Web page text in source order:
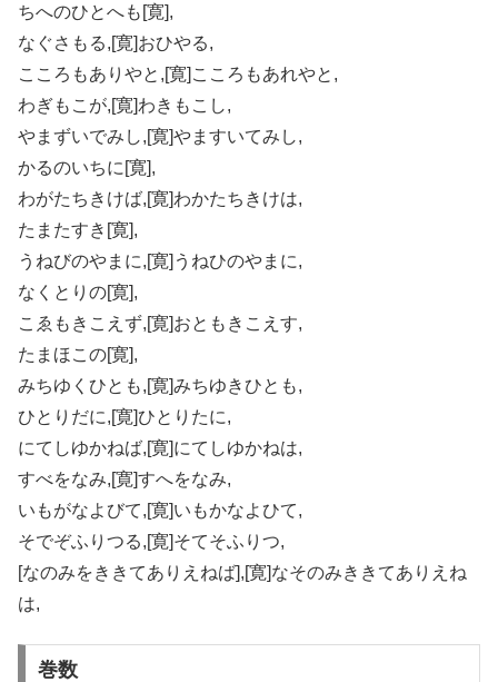
ちへのひとへも[寛],
なぐさもる,[寛]おひやる,
こころもありやと,[寛]こころもあれやと,
わぎもこが,[寛]わきもこし,
やまずいでみし,[寛]やますいてみし,
かるのいちに[寛],
わがたちきけば,[寛]わかたちきけは,
たまたすき[寛],
うねびのやまに,[寛]うねひのやまに,
なくとりの[寛],
こゑもきこえず,[寛]おともきこえす,
たまほこの[寛],
みちゆくひとも,[寛]みちゆきひとも,
ひとりだに,[寛]ひとりたに,
にてしゆかねば,[寛]にてしゆかねは,
すべをなみ,[寛]すへをなみ,
いもがなよびて,[寛]いもかなよひて,
そでぞふりつる,[寛]そてそふりつ,
[なのみをききてありえねば],[寛]なそのみききてありえね
は,
巻数